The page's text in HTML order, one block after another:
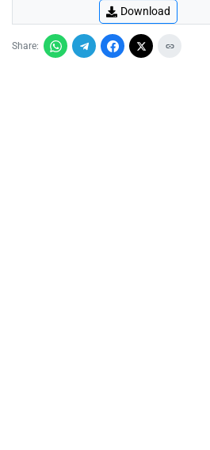
Download
Share: